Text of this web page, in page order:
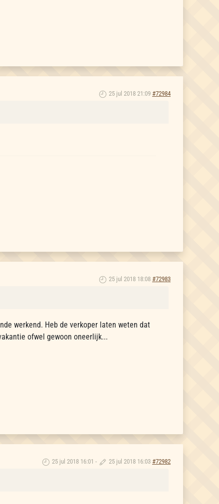
25 jul 2018 21:09 #72984
25 jul 2018 18:08 #72983
werkend. Heb de verkoper laten weten dat
ofwel gewoon oneerlijk...
25 jul 2018 16:01 - 25 jul 2018 16:03 #72982